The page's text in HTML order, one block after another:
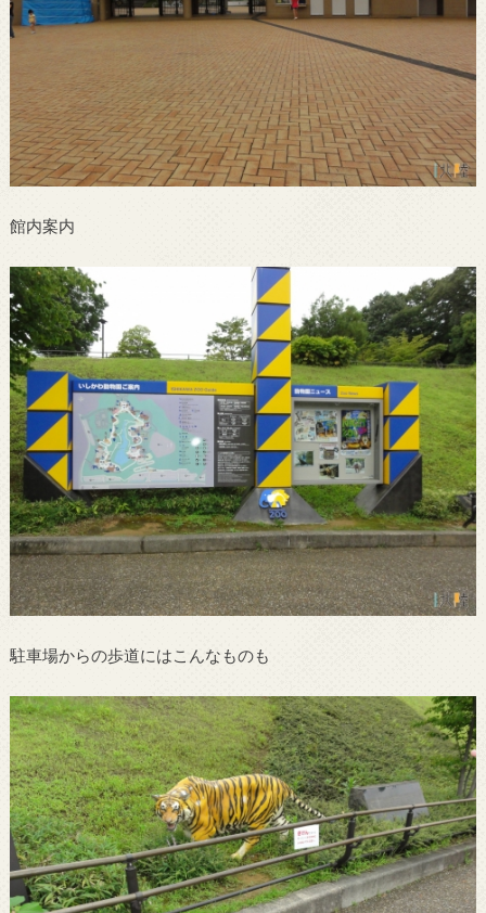
館内案内
駐車場からの歩道にはこんなものも